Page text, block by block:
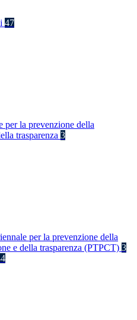
47
per la prevenzione della
trasparenza 3
per la prevenzione della
e della trasparenza (PTPCT) 3